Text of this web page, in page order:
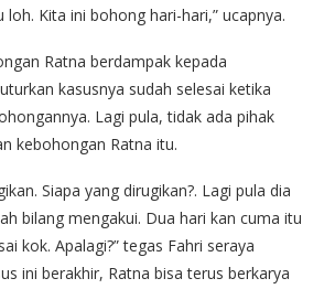
loh. Kita ini bohong hari-hari,” ucapnya.
Ratna berdampak kepada
kasusnya sudah selesai ketika
Lagi pula, tidak ada pihak
kebohongan Ratna itu.
Siapa yang dirugikan?. Lagi pula dia
bilang mengakui. Dua hari kan cuma itu
kok. Apalagi?” tegas Fahri seraya
ini berakhir, Ratna bisa terus berkarya